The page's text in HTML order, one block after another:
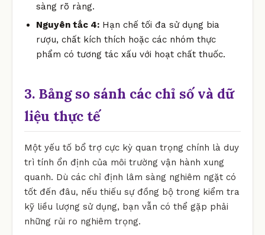
sàng rõ ràng.
Nguyên tắc 4: Hạn chế tối đa sử dụng bia
rượu, chất kích thích hoặc các nhóm thực
phẩm có tương tác xấu với hoạt chất thuốc.
3. Bảng so sánh các chỉ số và dữ
liệu thực tế
Một yếu tố bổ trợ cực kỳ quan trọng chính là duy
trì tính ổn định của môi trường vận hành xung
quanh. Dù các chỉ định lâm sàng nghiêm ngặt có
tốt đến đâu, nếu thiếu sự đồng bộ trong kiểm tra
kỹ liều lượng sử dụng, bạn vẫn có thể gặp phải
những rủi ro nghiêm trọng.